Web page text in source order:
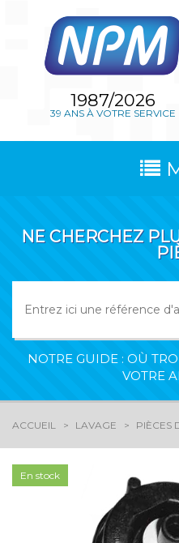
1987/2026
39 ANS À VOTRE SERVICE
NE CHERCHEZ
NOTRE GUIDE : OÙ
VOTRE
ACCUEIL LAVAGE PIÈCES
En stock